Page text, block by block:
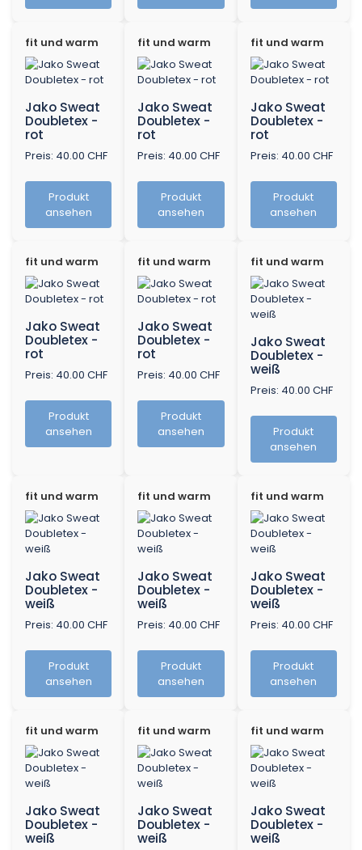
fit und warm
Jako Sweat
Doubletex -
rot
Preis: 40.00 CHF
Produkt
ansehen
fit und warm
Jako Sweat
Doubletex -
rot
Preis: 40.00 CHF
Produkt
ansehen
fit und warm
Jako Sweat
Doubletex -
rot
Preis: 40.00 CHF
Produkt
ansehen
fit und warm
Jako Sweat
Doubletex -
rot
Preis: 40.00 CHF
Produkt
ansehen
fit und warm
Jako Sweat
Doubletex -
rot
Preis: 40.00 CHF
Produkt
ansehen
fit und warm
Jako Sweat
Doubletex -
weiß
Preis: 40.00 CHF
Produkt
ansehen
fit und warm
Jako Sweat
Doubletex -
weiß
Preis: 40.00 CHF
Produkt
ansehen
fit und warm
Jako Sweat
Doubletex -
weiß
Preis: 40.00 CHF
Produkt
ansehen
fit und warm
Jako Sweat
Doubletex -
weiß
Preis: 40.00 CHF
Produkt
ansehen
fit und warm
Jako Sweat
Doubletex -
weiß
fit und warm
Jako Sweat
Doubletex -
weiß
fit und warm
Jako Sweat
Doubletex -
weiß